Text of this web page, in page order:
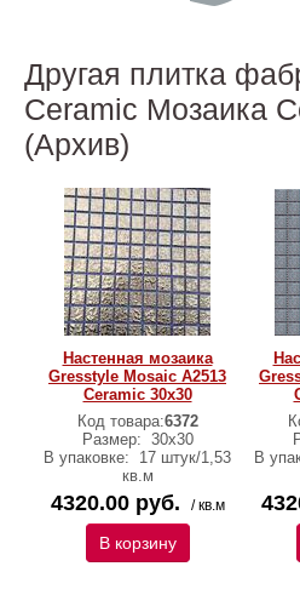
Другая плитка
Ceramic Мозаика
(Архив)
Настенная мозаика
Gresstyle Mosaic А2513
Ceramic 30х30
Код товара:6372
Размер: 30х30
В упаковке:
17 штук/1,53
кв.м
4320.00 руб. / кв.м
В корзину
В